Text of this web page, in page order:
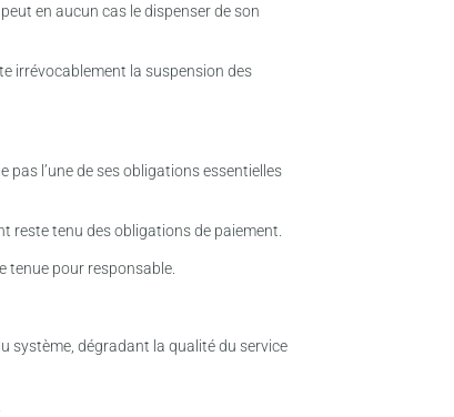
en aucun cas le dispenser de son
irrévocablement la suspension des
pas l’une de ses obligations essentielles
reste tenu des obligations de paiement.
tenue pour responsable.
système, dégradant la qualité du service